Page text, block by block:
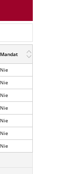
Mandat
Nie
Nie
Nie
Nie
Nie
Nie
Nie